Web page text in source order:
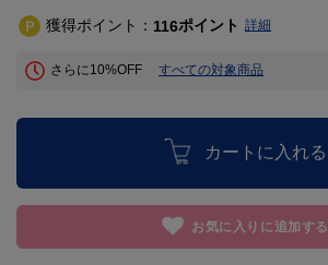
獲得ポイント： 116ポイント 詳細
さらに10%OFF すべての対象商品
カートに入れる
お気に入りに追加する